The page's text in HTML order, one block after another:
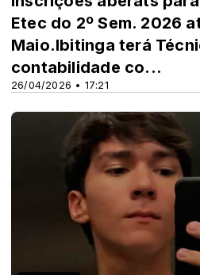
26/04/2026 • 17:21
Etec do 2º Sem. 2026
Maio.Ibitinga terá
contabilidade co...